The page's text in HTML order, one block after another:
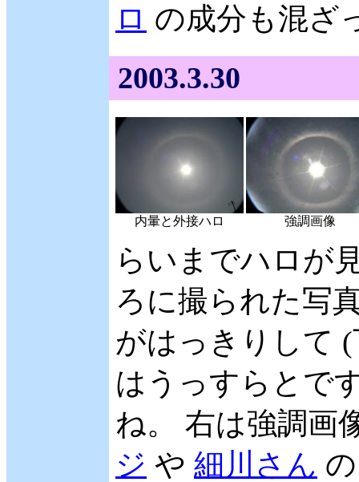
ロ の成分も混ざ
2003.3.30
内暈と外接ハロ 強調画像
らいまでハロが
ろに撮られた写
がはっきりして
はうっすらとで
ね。 右は強調画
ジ や 細川さん